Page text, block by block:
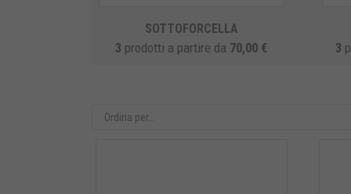
SOTTOFORCELLA
3 prodotti a partire da 70,00 € 3